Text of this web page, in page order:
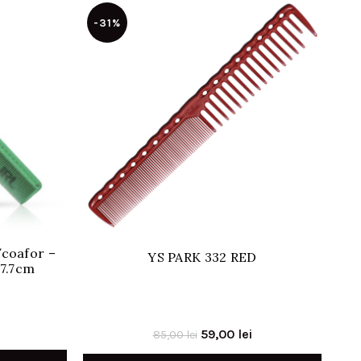
–
-31%
YS PARK 332 RED
85,00lei Prețul
inițial
59,00 leiPrețul
curent